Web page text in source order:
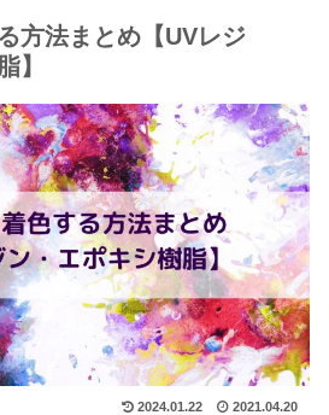
方法まとめ【UVレジ
】
2024.01.22 2021.04.20